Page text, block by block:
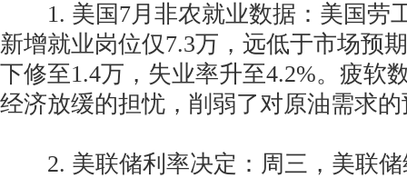
1. 美国7月非农就业数据：美国劳
新增就业岗位仅7.3万，远低于市场预
下修至1.4万，失业率升至4.2%。疲软
经济放缓的担忧，削弱了对原油需求
2. 美联储利率决定：周三，美联储